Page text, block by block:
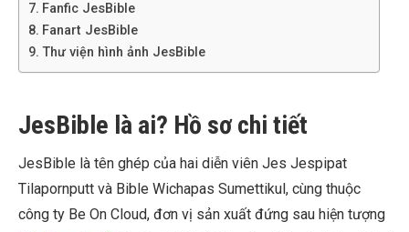
Fanfic JesBible
Fanart JesBible
Thư viện hình ảnh JesBible
JesBible là ai? Hồ sơ chi tiết
JesBible là tên ghép của hai diễn viên Jes Jespipat
Tilapornputt và Bible Wichapas Sumettikul, cùng thuộc
công ty Be On Cloud, đơn vị sản xuất đứng sau hiện tượng